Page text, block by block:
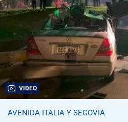
VIDEO
AVENIDA ITALIA Y SEGOVIA